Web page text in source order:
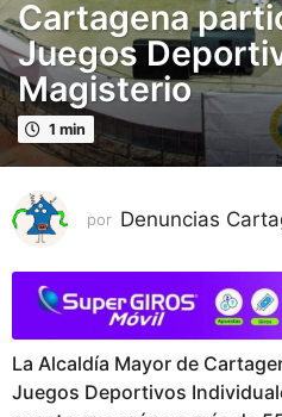
o
s
p
u
b
l
i
c
2
a
ñ
Cartagena
Juegos
Magisterio
1 min
por Denuncias
La Alcaldía Mayor de
Juegos Deportivos